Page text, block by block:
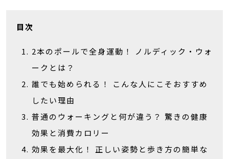
目次
2本のポールで全身運動！ ノルディック・ウォ
ークとは？
誰でも始められる！ こんな人にこそおすすめ
したい理由
普通のウォーキングと何が違う？ 驚きの健康
効果と消費カロリー
効果を最大化！ 正しい姿勢と歩き方の簡単な